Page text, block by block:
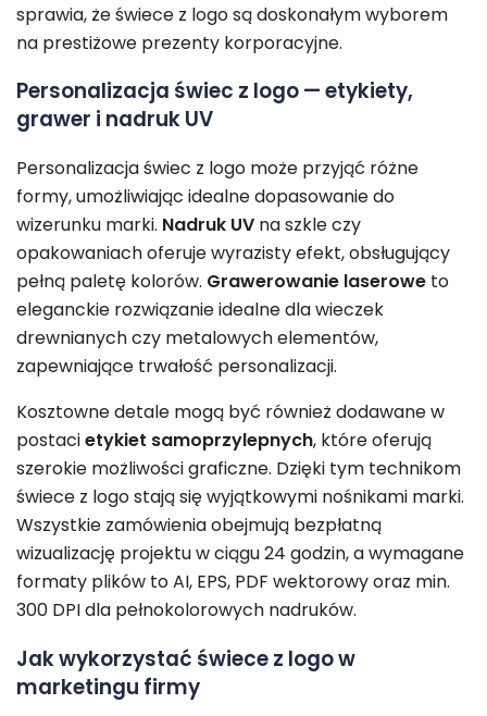
sprawia, że świece z logo są doskonałym wyborem
na prestiżowe prezenty korporacyjne.
Personalizacja świec z logo — etykiety,
grawer i nadruk UV
Personalizacja świec z logo może przyjąć różne
formy, umożliwiając idealne dopasowanie do
wizerunku marki. Nadruk UV na szkle czy
opakowaniach oferuje wyrazisty efekt, obsługujący
pełną paletę kolorów. Grawerowanie laserowe to
eleganckie rozwiązanie idealne dla wieczek
drewnianych czy metalowych elementów,
zapewniające trwałość personalizacji.
Kosztowne detale mogą być również dodawane w
postacietykiet samoprzylepnych, które oferują
szerokie możliwości graficzne. Dzięki tym technikom
świece z logo stają się wyjątkowymi nośnikami marki.
Wszystkie zamówienia obejmują bezpłatną
wizualizację projektu w ciągu 24 godzin, a wymagane
formaty plików to AI, EPS, PDF wektorowy oraz min.
300 DPI dla pełnokolorowych nadruków.
Jak wykorzystać świece z logo w
marketingu firmy